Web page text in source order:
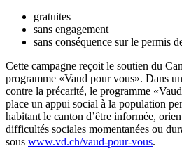
gratuites
sans engagement
sans conséquence sur le permis
Cette campagne reçoit le soutien du
programme «Vaud pour vous». Dans
contre la précarité, le programme
place un appui social à la population
habitant le canton d’être informée,
difficultés sociales momentanées ou
sous www.vd.ch/vaud-pour-vous.